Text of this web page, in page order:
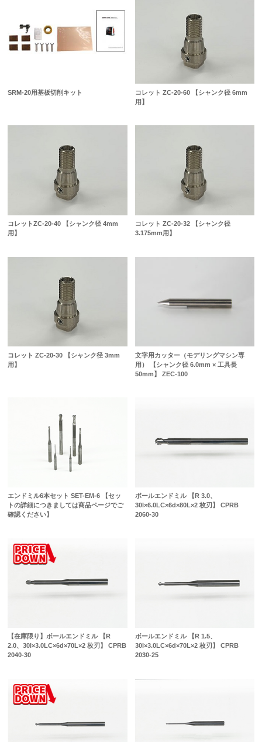
SRM-20用基板切削キット
コレット ZC-20-60 【シャンク径 6mm
用】
コレットZC-20-40 【シャンク径 4mm
用】
コレット ZC-20-32 【シャンク径
3.175mm用】
コレット ZC-20-30 【シャンク径 3mm
用】
文字用カッター（モデリングマシン専
用） 【シャンク径 6.0mm × 工具長
50mm】 ZEC-100
エンドミル6本セット SET-EM-6 【セッ
トの詳細につきましては商品ページでご
確認ください】
ボールエンドミル 【R 3.0、
30l×6.0LC×6d×80L×2 枚刃】 CPRB
2060-30
【在庫限り】ボールエンドミル 【R
2.0、30l×3.0LC×6d×70L×2 枚刃】 CPRB
2040-30
ボールエンドミル 【R 1.5、
30l×3.0LC×6d×70L×2 枚刃】 CPRB
2030-25